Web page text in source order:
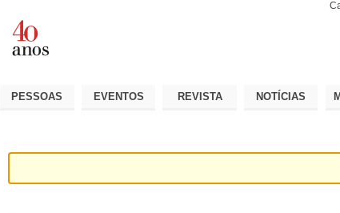
PESSOAS EVENTOS REVISTA NOTÍCIAS